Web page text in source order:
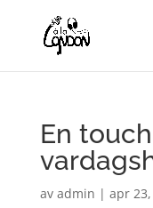
En
av admin | apr